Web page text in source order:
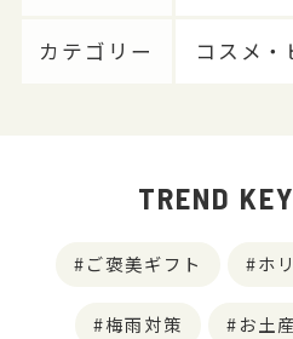
カテゴリー コスメ
TREND
ご褒美ギフト ホ
梅雨対策 お土産